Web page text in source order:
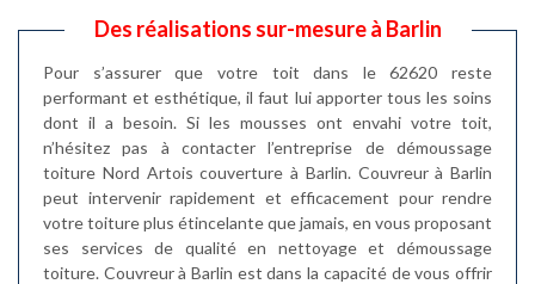
Des réalisations sur-mesure à Barlin
Pour s’assurer que votre toit dans le 62620 reste
performant et esthétique, il faut lui apporter tous les soins
dont il a besoin. Si les mousses ont envahi votre toit,
n’hésitez pas à contacter l’entreprise de démoussage
toiture Nord Artois couverture à Barlin. Couvreur à Barlin
peut intervenir rapidement et efficacement pour rendre
votre toiture plus étincelante que jamais, en vous proposant
ses services de qualité en nettoyage et démoussage
toiture. Couvreur à Barlin est dans la capacité de vous offrir